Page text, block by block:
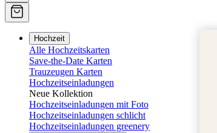
Hochzeit
Alle Hochzeitskarten
Save-the-Date Karten
Trauzeugen Karten
Hochzeitseinladungen
Neue Kollektion
Hochzeitseinladungen mit Foto
Hochzeitseinladungen schlicht
Hochzeitseinladungen greenery